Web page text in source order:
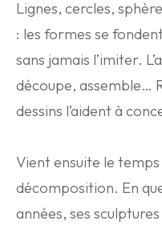
Lignes, cercles,
: les formes se
sans jamais l’imiter.
découpe, assemble…
dessins l’aident à
Vient ensuite le
décomposition. En
années, ses